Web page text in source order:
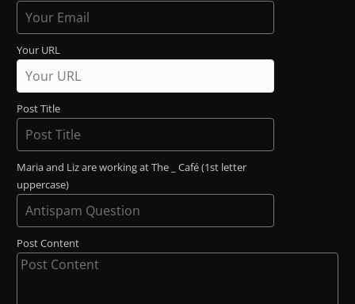
Your URL
Post Title
Maria and Liz are working at The _ Café (1st letter
uppercase)
Post Content